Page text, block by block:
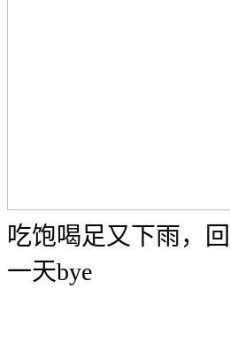
吃饱喝足又下雨，
一天bye